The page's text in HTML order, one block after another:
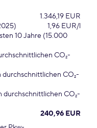
1.346,19 EUR
1,96 EUR/l
10 Jahre (15.000
CO₂-
CO₂-
durchschnittlichen CO₂-
240,96 EUR